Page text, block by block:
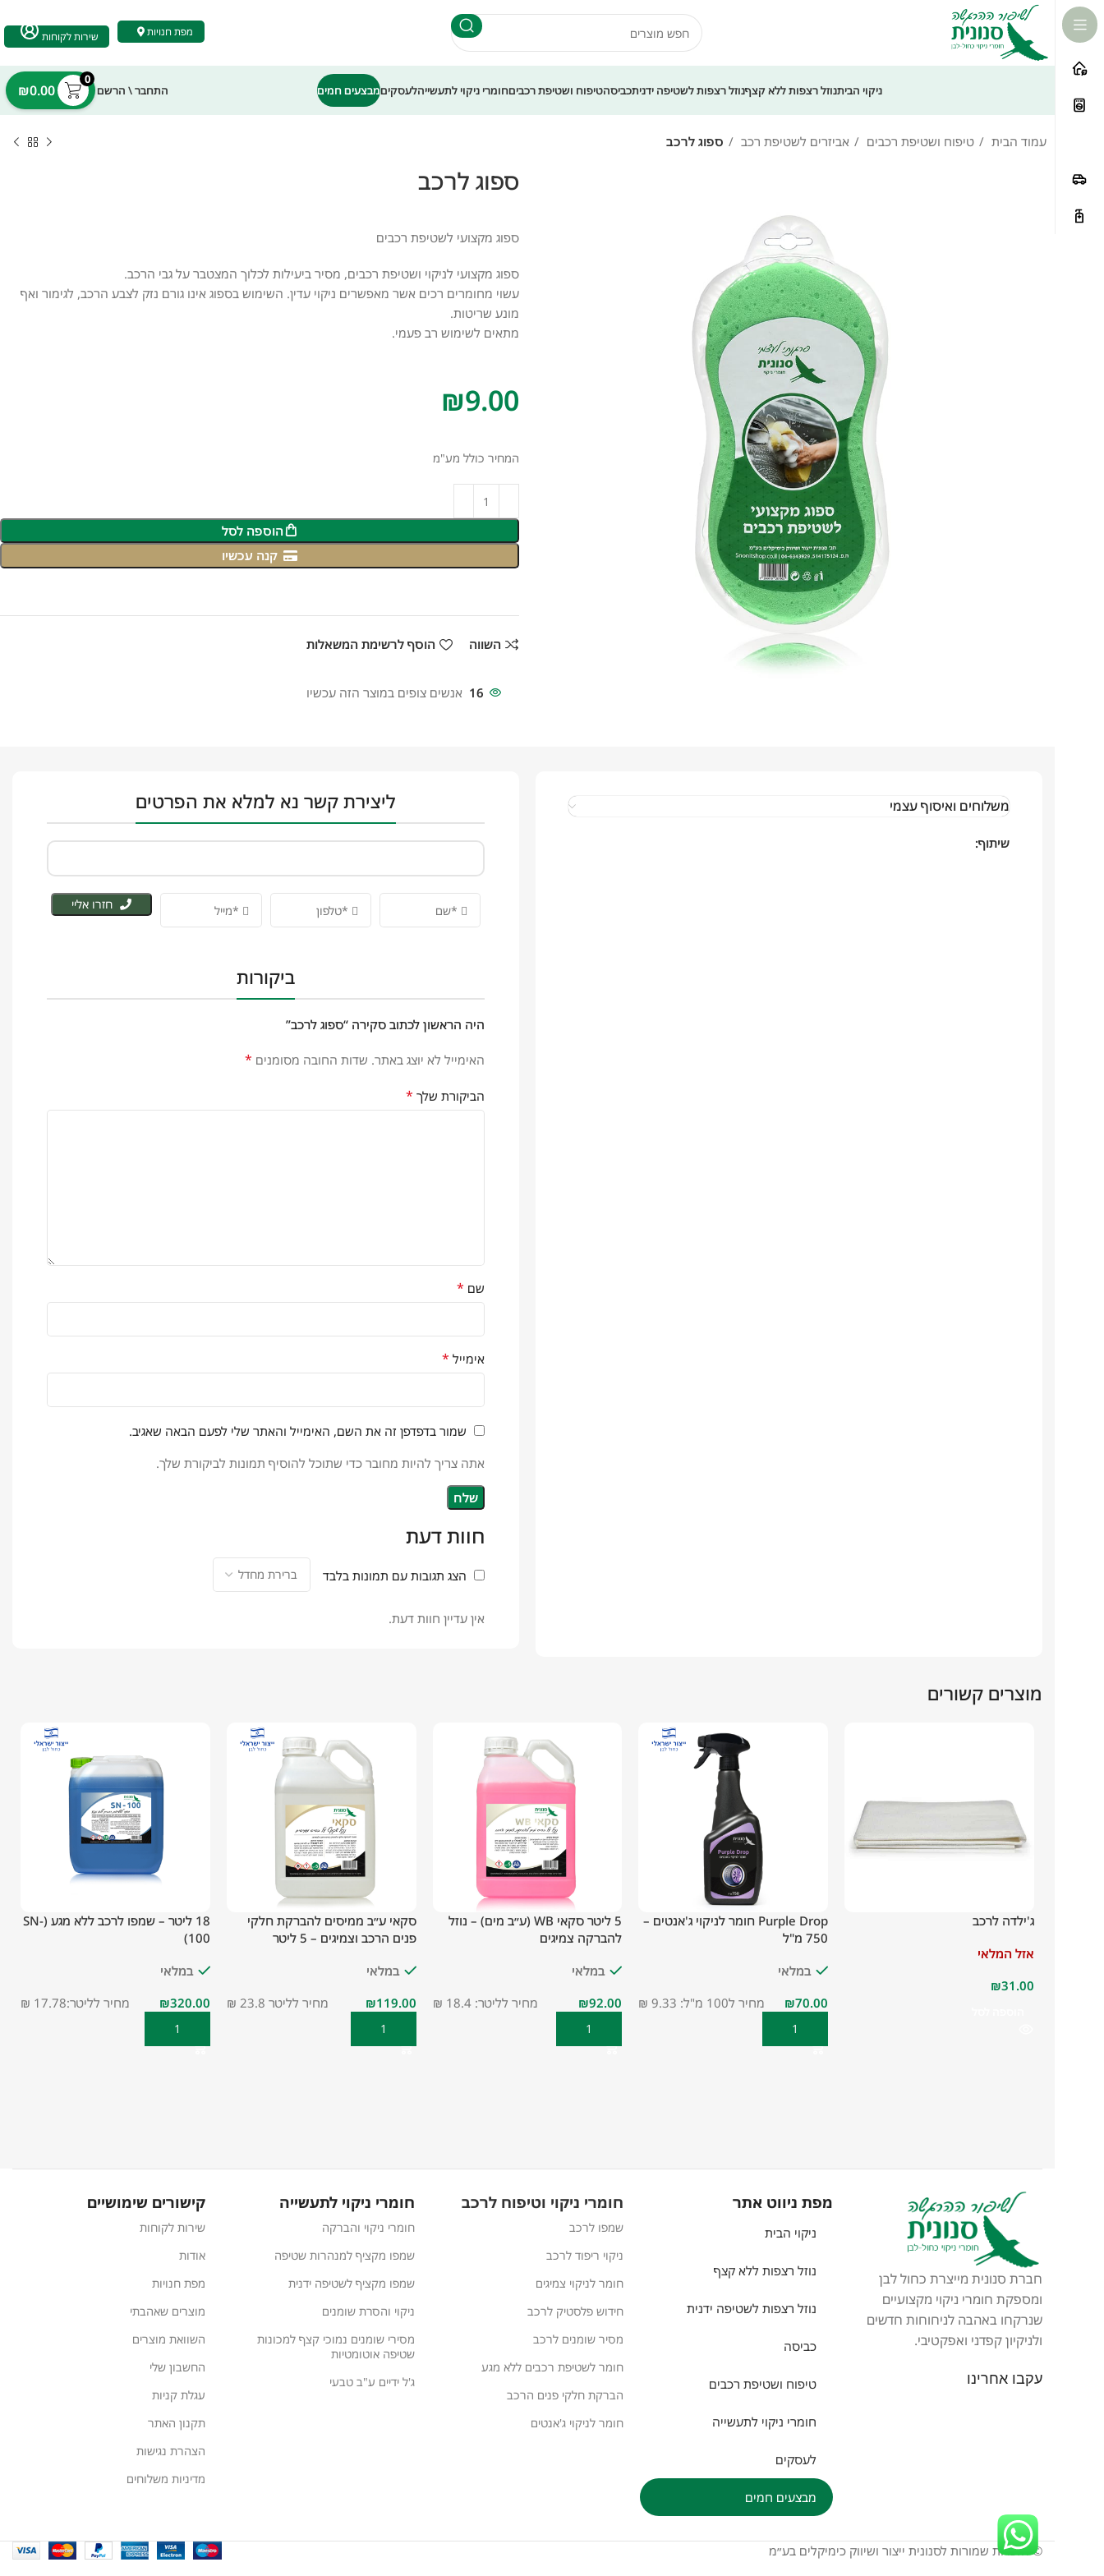
לתוכן
מפת חנויות שירות לקוחות
ניקוי הביתנוזל רצפות ללא קצףנוזל רצפות לשטיפה ידניתכביסהטיפוח ושטיפת רכביםחומרי ניקוי לתעשייהלעסקיםמבצעים חמים התחבר \ הרשם ₪0.00
0
עמוד הבית טיפוח ושטיפת רכבים אביזרים לשטיפת רכב ספוג לרכב
ספוג לרכב
ספוג מקצועי לשטיפת רכבים
ספוג מקצועי לניקוי ושטיפת רכבים, מסיר ביעילות לכלוך המצטבר על גבי הרכב.
עשוי מחומרים רכים אשר מאפשרים ניקוי עדין. השימוש בספוג אינו גורם נזק לצבע הרכב, לגימור ואף
מונע שריטות.
מתאים לשימוש רב פעמי.
₪
המחיר כולל מע"מ
הוספה לסל
קנה עכשיו
השווה הוסף לרשימת המשאלות
16 אנשים צופים במוצר הזה עכשיו
משלוחים ואיסוף עצמי
שיתוף:
ליצירת קשר נא למלא את הפרטים
חזרו אליי
ביקורות
חוות דעת
הצג תגובות עם תמונות בלבד
אין עדיין חוות דעת.
היה הראשון לכתוב סקירה “ספוג לרכב”
האימייל לא יוצג באתר. שדות החובה מסומנים *
הביקורת שלך *
שם *
אימייל *
שמור בדפדפן זה את השם, האימייל והאתר שלי לפעם הבאה שאגיב.
אתה צריך להיות מחובר כדי שתוכל להוסיף תמונות לביקורת שלך.
מוצרים קשורים
ג'ילדה לרכב
אזל המלאי
₪
Purple Drop חומר לניקוי ג'אנטים –
750 מ"ל
במלאי
₪
מחיר ל100 מ"ל: 9.33 ₪
הוספה לסל
5 ליטר סקאי WB (ע״ב מים) – נוזל
להברקה צמיגים
במלאי
₪
מחיר לליטר: 18.4 ₪
הוספה לסל
סקאי ע״ב ממיסים להברקת חלקי
פנים הרכב וצמיגים – 5 ליטר
במלאי
₪
מחיר לליטר 23.8 ₪
הוספה לסל
18 ליטר – שמפו לרכב ללא מגע (SN-
100)
במלאי
₪
מחיר לליטר:17.78 ₪
הוספה לסל
חברת סנונית מייצרת כחול לבן
ומספקת חומרי ניקוי מקצועיים
שנרקחו באהבה לניחוחות חדשים
ולניקיון קפדני ואפקטיבי.
עקבו אחרינו
מפת ניווט אתר
ניקוי הבית
נוזל רצפות ללא קצף
נוזל רצפות לשטיפה ידנית
כביסה
טיפוח ושטיפת רכבים
חומרי ניקוי לתעשייה
לעסקים
מבצעים חמים
חומרי ניקוי וטיפוח לרכב
שמפו לרכב
ניקוי ריפוד לרכב
חומר לניקוי צמיגים
חידוש פלסטיק לרכב
מסיר שומנים לרכב
חומר לשטיפת רכבים ללא מגע
הברקת חלקי פנים הרכב
חומר לניקוי ג'אנטים
חומרי ניקוי לתעשייה
חומרי ניקוי והברקה
שמפו מקציף למנהרות שטיפה
שמפו מקציף לשטיפה ידנית
ניקוי והסרת שומנים
מסירי שומנים נמוכי קצף למכונות
שטיפה אוטומטיות
ג'ל ידיים ע"ב טבעי
קישורים שימושיים
שירות לקוחות
אודות
מפת חנויות
מוצרים שאהבתי
השוואת מוצרים
החשבון שלי
עגלת קניות
תקנון האתר
הצהרת נגישות
מדיניות משלוחים
© הזכויות שמורות לסנונית ייצור ושיווק כימיקלים בע״מ
עלות משלוח 35 ש"ח - עד 7 ימי עסקים